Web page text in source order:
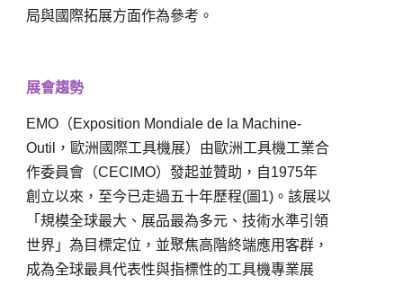
會員登入
局與國際拓展方面作為參考。
展會趨勢
EMO（Exposition Mondiale de la Machine-
Outil，歐洲國際工具機展）由歐洲工具機工業合
作委員會（CECIMO）發起並贊助，自1975年
創立以來，至今已走過五十年歷程(圖1)。該展以
「規模全球最大、展品最為多元、技術水準引領
世界」為目標定位，並聚焦高階終端應用客群，
成為全球最具代表性與指標性的工具機專業展